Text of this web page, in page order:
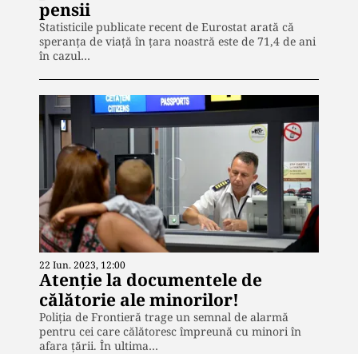
pensii
Statisticile publicate recent de Eurostat arată că
speranța de viață în țara noastră este de 71,4 de ani
în cazul…
22 Iun. 2023, 12:00
Atenție la documentele de
călătorie ale minorilor!
Poliția de Frontieră trage un semnal de alarmă
pentru cei care călătoresc împreună cu minori în
afara țării. În ultima…